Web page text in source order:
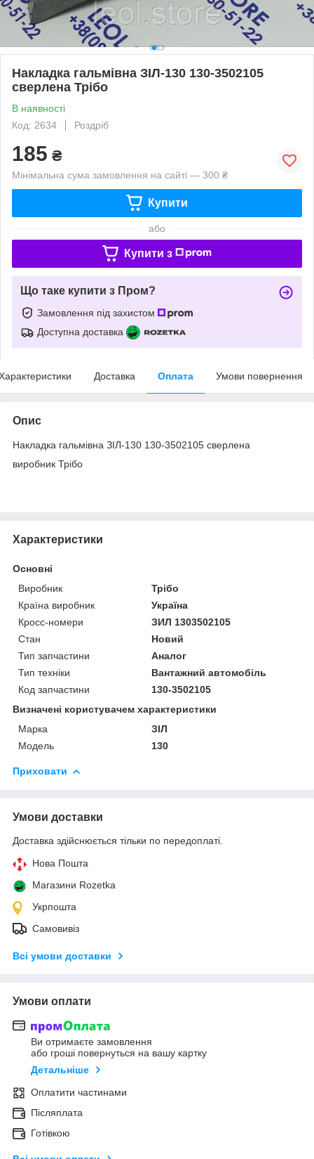
Накладка гальмівна ЗІЛ-130 130-3502105
сверлена Трібо
В наявності
Код: 2634
Роздріб
185 ₴
Мінімальна сума замовлення на сайті — 300 ₴
Купити
або
Купити з
Що таке купити з Пром?
Замовлення під захистом
Доступна доставка
Доставка Оплата Умови повернення
Опис
Накладка гальмівна ЗІЛ-130 130-3502105 сверлена
виробник Трібо
Характеристики
Основні
Виробник
Трібо
Країна виробник
Україна
Кросс-номери
ЗИЛ 1303502105
Стан
Новий
Тип запчастини
Аналог
Тип техніки
Вантажний автомобіль
Код запчастини
130-3502105
Визначені користувачем характеристики
Марка
ЗІЛ
Модель
130
Приховати
Умови доставки
Доставка здійснюється тільки по передоплаті.
Нова Пошта
Магазини Rozetka
Укрпошта
Самовивіз
Всі умови доставки
Умови оплати
Ви отримаєте замовлення
або гроші повернуться на вашу картку
Детальніше
Оплатити частинами
Післяплата
Готівкою